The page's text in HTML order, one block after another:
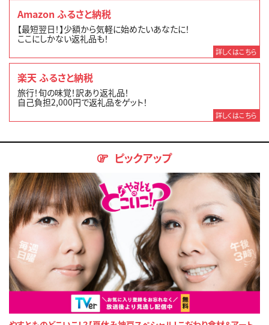
Amazon ふるさと納税
【最短翌日！】少額から気軽に始めたいあなたに！
ここにしかない返礼品も！
詳しくはこちら
楽天 ふるさと納税
旅行！旬の味覚！訳あり返礼品！
自己負担2,000円で返礼品をゲット！
詳しくはこちら
ピックアップ